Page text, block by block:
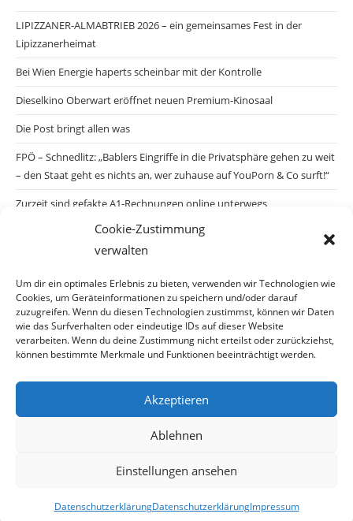
Cookie-Zustimmung
verwalten
Um dir ein optimales Erlebnis zu bieten, verwenden wir Technologien wie
Cookies, um Geräteinformationen zu speichern und/oder darauf
zuzugreifen. Wenn du diesen Technologien zustimmst, können wir Daten
wie das Surfverhalten oder eindeutige IDs auf dieser Website
verarbeiten. Wenn du deine Zustimmung nicht erteilst oder zurückziehst,
können bestimmte Merkmale und Funktionen beeinträchtigt werden.
Akzeptieren
Ablehnen
Einstellungen ansehen
DatenschutzerklärungDatenschutzerklärungImpressum
LIPIZZANER-ALMABTRIEB 2026 – ein gemeinsames Fest in der
Lipizzanerheimat
Bei Wien Energie haperts scheinbar mit der Kontrolle
Dieselkino Oberwart eröffnet neuen Premium-Kinosaal
Die Post bringt allen was
FPÖ – Schnedlitz: „Bablers Eingriffe in die Privatsphäre gehen zu weit
– den Staat geht es nichts an, wer zuhause auf YouPorn & Co surft!“
Zurzeit sind gefakte A1-Rechnungen online unterwegs
Salzburgs Juden und ihre Sicherheit: „Erst nach einem Anschlag wäre
die Gefahr endlich konkret!“
Biologisches Wunder in Ceuta
Ein vermeintliches Abschiebemärchen
Archiv
© Copyright 2026 · Auch Ihre Information ist uns wichtig! Haben Sie eine
erstaunliche Story: Mailen Sie uns Bitte